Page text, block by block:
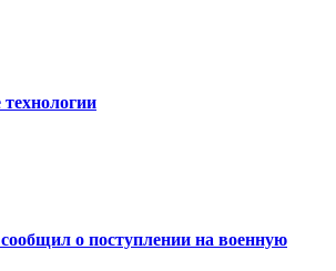
о поступлении на военную